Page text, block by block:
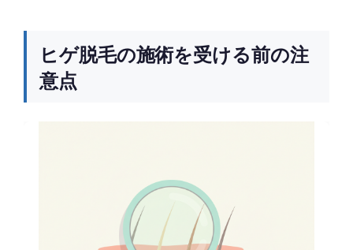
ヒゲ脱毛の施術を受ける前の注
意点